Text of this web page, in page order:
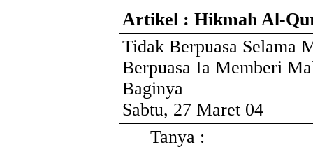
Artikel : Hikmah Al-
Tidak Berpuasa Selama
Berpuasa Ia Memberi
Baginya
Sabtu, 27 Maret 04
Tanya :